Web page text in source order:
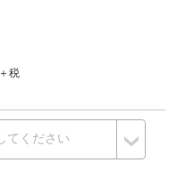
＋税